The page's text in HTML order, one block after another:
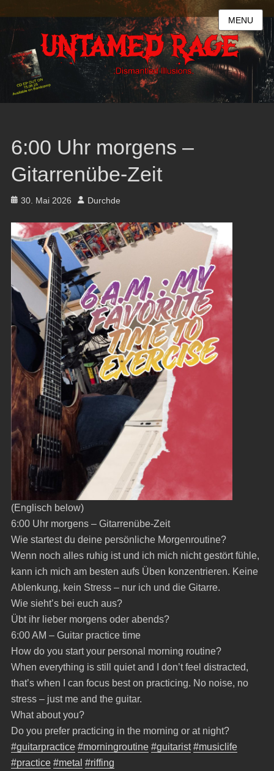
MENU
6:00 Uhr morgens –
Gitarrenübe-Zeit
Posted
30. Mai 2026 Author
Durchde
(Englisch below)
6:00 Uhr morgens – Gitarrenübe-Zeit
Wie startest du deine persönliche Morgenroutine?
Wenn noch alles ruhig ist und ich mich nicht gestört fühle,
kann ich mich am besten aufs Üben konzentrieren. Keine
Ablenkung, kein Stress – nur ich und die Gitarre.
Wie sieht’s bei euch aus?
Übt ihr lieber morgens oder abends?
6:00 AM – Guitar practice time
How do you start your personal morning routine?
When everything is still quiet and I don’t feel distracted,
that’s when I can focus best on practicing. No noise, no
stress – just me and the guitar.
What about you?
Do you prefer practicing in the morning or at night?
#guitarpractice #morningroutine #guitarist #musiclife
#practice #metal #riffing